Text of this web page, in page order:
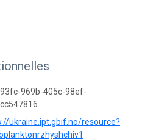
969b-405c-98ef-
ukraine.ipt.gbif.no/resource?